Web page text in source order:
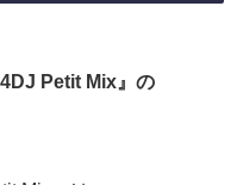
Petit Mix』の